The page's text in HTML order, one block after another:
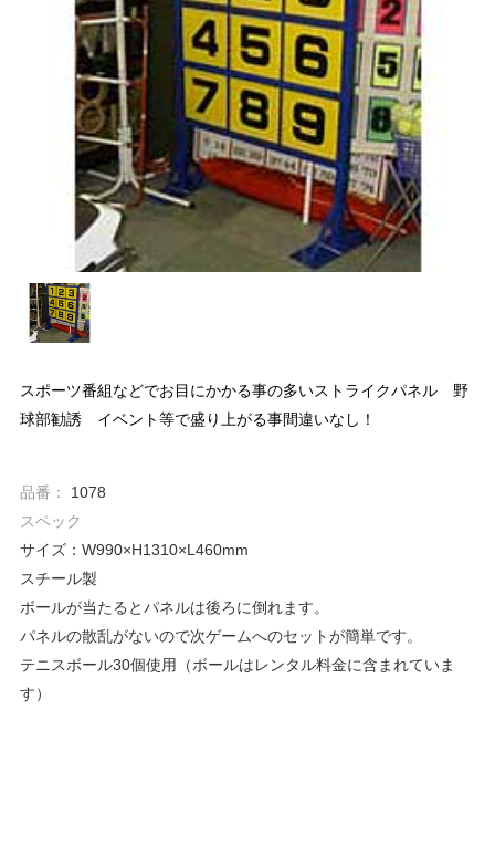
スポーツ番組などでお目にかかる事の多いストライクパネル 野
球部勧誘 イベント等で盛り上がる事間違いなし！
品番：
1078
スペック
サイズ：W990×H1310×L460mm
スチール製
ボールが当たるとパネルは後ろに倒れます。
パネルの散乱がないので次ゲームへのセットが簡単です。
テニスボール30個使用（ボールはレンタル料金に含まれていま
す）